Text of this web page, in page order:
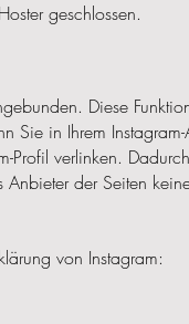
geschlossen.
Diese
in Ihrem
Profil verlinken.
der Seiten
von Instagram: